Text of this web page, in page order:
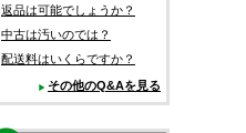
返品は可能でしょうか？
中古は汚いのでは？
配送料はいくらですか？
その他のQ&Aを見る